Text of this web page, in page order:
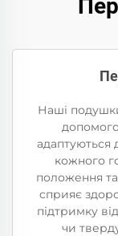
Наші
адаптуються
кожного
положення
сприяє
підтримку
чи